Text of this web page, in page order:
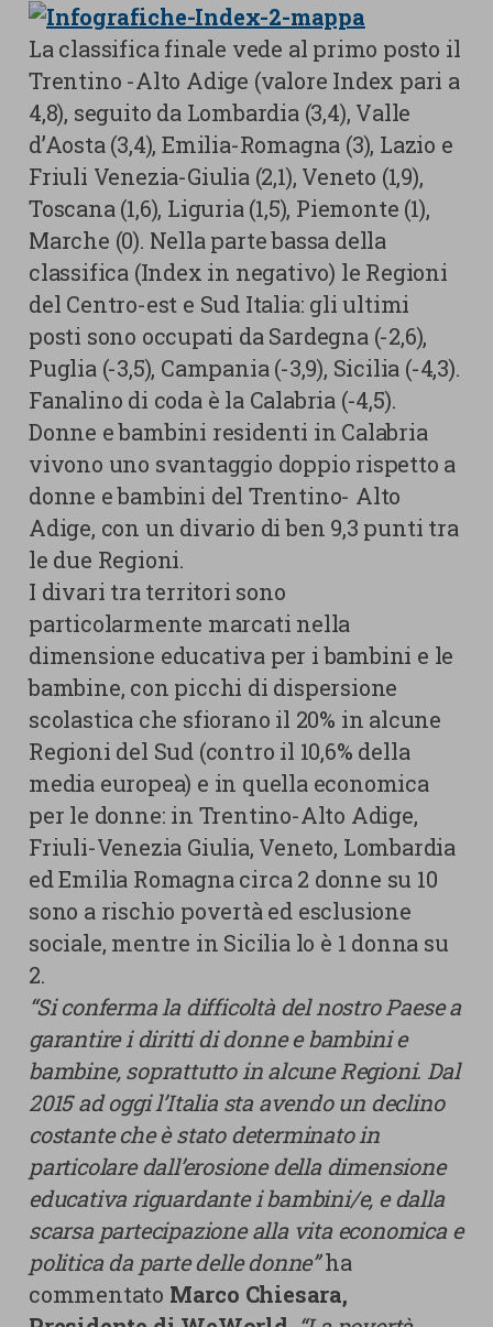
La classifica finale vede al primo posto il
Trentino -Alto Adige (valore Index pari a
4,8), seguito da Lombardia (3,4), Valle
d’Aosta (3,4), Emilia-Romagna (3), Lazio e
Friuli Venezia-Giulia (2,1), Veneto (1,9),
Toscana (1,6), Liguria (1,5), Piemonte (1),
Marche (0). Nella parte bassa della
classifica (Index in negativo) le Regioni
del Centro-est e Sud Italia: gli ultimi
posti sono occupati da Sardegna (-2,6),
Puglia (-3,5), Campania (-3,9), Sicilia (-4,3).
Fanalino di coda è la Calabria (-4,5).
Donne e bambini residenti in Calabria
vivono uno svantaggio doppio rispetto a
donne e bambini del Trentino- Alto
Adige, con un divario di ben 9,3 punti tra
le due Regioni.
I divari tra territori sono
particolarmente marcati nella
dimensione educativa per i bambini e le
bambine, con picchi di dispersione
scolastica che sfiorano il 20% in alcune
Regioni del Sud (contro il 10,6% della
media europea) e in quella economica
per le donne: in Trentino-Alto Adige,
Friuli-Venezia Giulia, Veneto, Lombardia
ed Emilia Romagna circa 2 donne su 10
sono a rischio povertà ed esclusione
sociale, mentre in Sicilia lo è 1 donna su
2.
“Si conferma la difficoltà del nostro Paese a
garantire i diritti di donne e bambini e
bambine, soprattutto in alcune Regioni. Dal
2015 ad oggi l’Italia sta avendo un declino
costante che è stato determinato in
particolare dall’erosione della dimensione
educativa riguardante i bambini/e, e dalla
scarsa partecipazione alla vita economica e
politica da parte delle donne”ha
commentato Marco Chiesara,